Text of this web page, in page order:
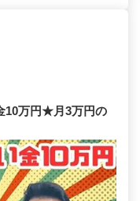
10万円★月3万円の